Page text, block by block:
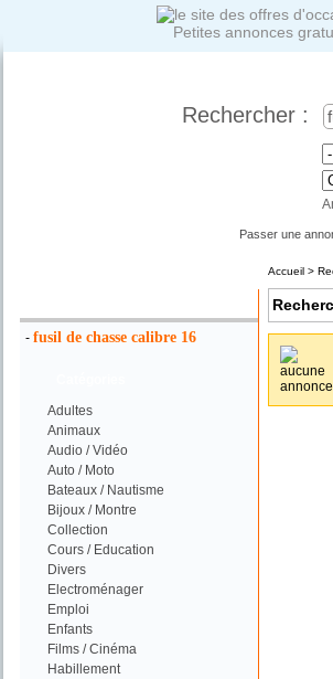
Petites annonces
Rechercher :
Passer une
- fusil de chasse calibre 16
Adultes
Animaux
Audio / Vidéo
Auto / Moto
Bateaux / Nautisme
Bijoux / Montre
Collection
Cours / Education
Divers
Electroménager
Emploi
Enfants
Films / Cinéma
Habillement
Accueil>